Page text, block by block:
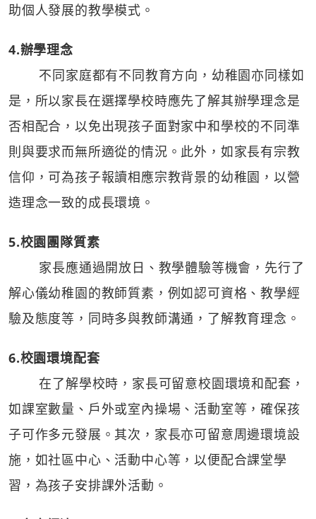
助個人發展的教學模式。
4.辦學理念
不同家庭都有不同教育方向，幼稚園亦同樣如
是，所以家長在選擇學校時應先了解其辦學理念是
否相配合，以免出現孩子面對家中和學校的不同準
則與要求而無所適從的情況。此外，如家長有宗教
信仰，可為孩子報讀相應宗教背景的幼稚園，以營
造理念一致的成長環境。
5.校園團隊質素
家長應通過開放日、教學體驗等機會，先行了
解心儀幼稚園的教師質素，例如認可資格、教學經
驗及態度等，同時多與教師溝通，了解教育理念。
6.校園環境配套
在了解學校時，家長可留意校園環境和配套，
如課室數量、戶外或室內操場、活動室等，確保孩
子可作多元發展。其次，家長亦可留意周邊環境設
施，如社區中心、活動中心等，以便配合課堂學
習，為孩子安排課外活動。